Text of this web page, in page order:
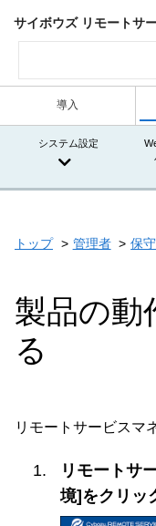
サイボウズ リモートサ
導入
システム設定
トップ 管理者 保守
製品の動
る
リモートサービスマ
リモートサ
境]をクリッ